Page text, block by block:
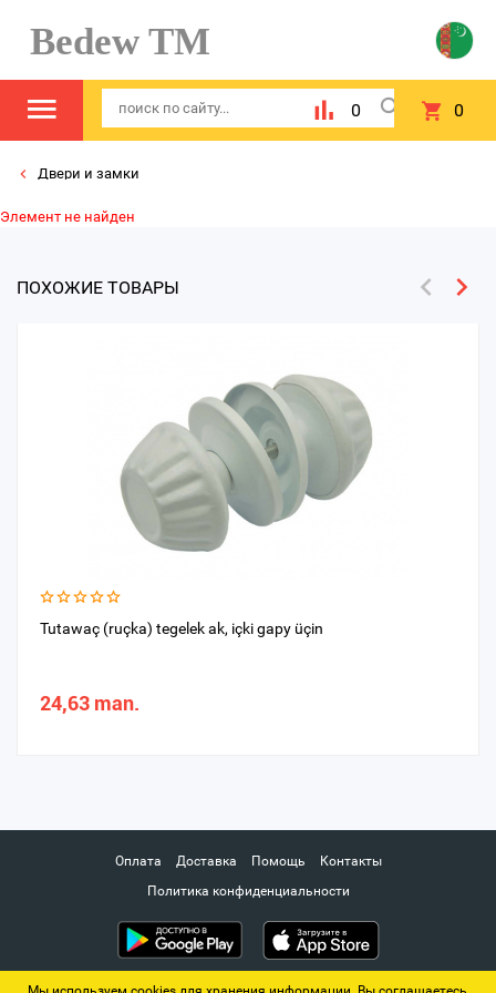
Bedew TM
0 0
Двери и замки
Элемент не найден
ПОХОЖИЕ ТОВАРЫ
Tutawaç (ruçka) tegelek ak, içki gapy üçin
24,63 man.
Оплата Доставка Помощь
Контакты
Политика конфиденциальности